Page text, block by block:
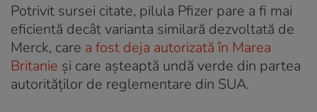
Potrivit sursei citate, pilula Pfizer pare a fi mai
eficientă decât varianta similară dezvoltată de
Merck, care a fost deja autorizată în Marea
Britanie și care așteaptă undă verde din partea
autorităților de reglementare din SUA.